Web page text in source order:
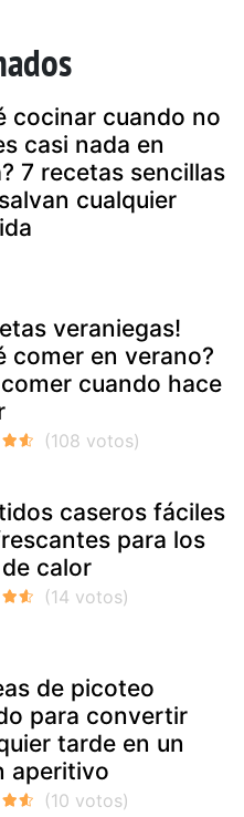
cocinar cuando no
casi nada en
7 recetas sencillas
cualquier
veraniegas!
comer en verano?
cuando hace
caseros fáciles
para los
calor
de picoteo
para convertir
tarde en un
aperitivo